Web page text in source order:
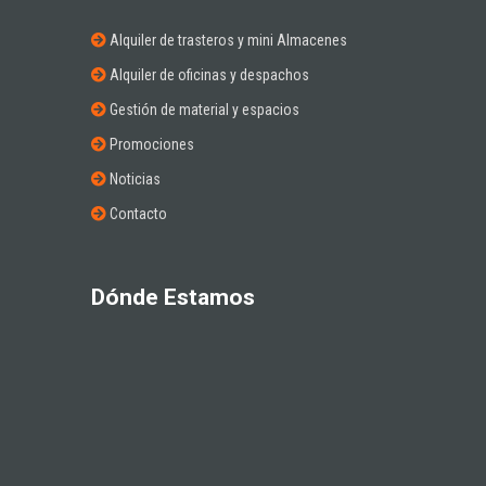
Alquiler de trasteros y mini Almacenes
Alquiler de oficinas y despachos
Gestión de material y espacios
Promociones
Noticias
Contacto
Dónde Estamos